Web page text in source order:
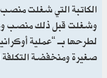
وشغلت قبل ذلك منصب
صغيرة ومنخفضة